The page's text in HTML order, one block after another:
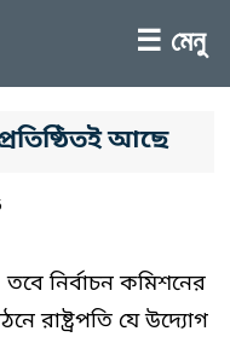
☰ মেনু
আছে
তবে নির্বাচন কমিশনের
রাষ্ট্রপতি যে উদ্যোগ